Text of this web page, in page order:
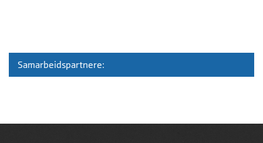
Samarbeidspartnere: